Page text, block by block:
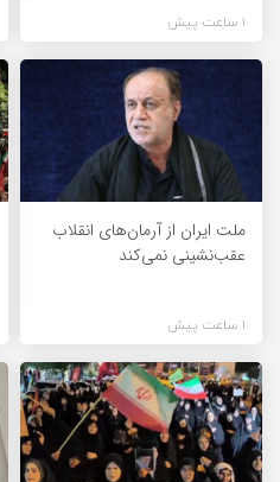
1 ساعت پیش
ملت ایران از آرمان‌های انقلاب
عقب‌نشینی نمی‌کند
1 ساعت پیش